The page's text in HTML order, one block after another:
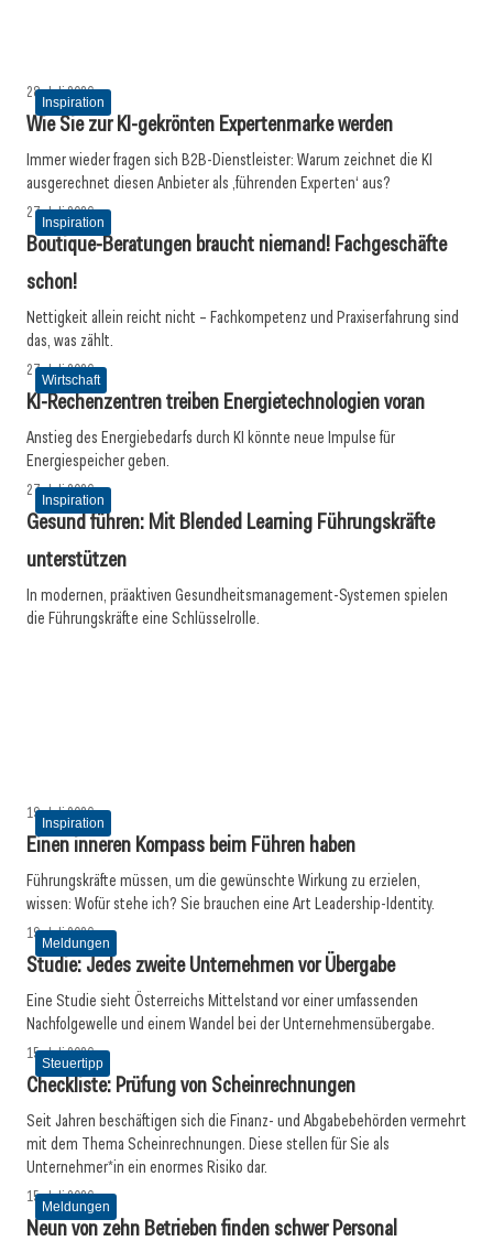
Inspiration
28. Juli 2026
Wie Sie zur KI-gekrönten Expertenmarke werden
Immer wieder fragen sich B2B-Dienstleister: Warum zeichnet die KI
ausgerechnet diesen Anbieter als ‚führenden Experten‘ aus?
Inspiration
27. Juli 2026
Boutique-Beratungen braucht niemand! Fachgeschäfte
schon!
Nettigkeit allein reicht nicht – Fachkompetenz und Praxiserfahrung sind
das, was zählt.
Wirtschaft
27. Juli 2026
KI-Rechenzentren treiben Energietechnologien voran
Anstieg des Energiebedarfs durch KI könnte neue Impulse für
Energiespeicher geben.
Inspiration
27. Juli 2026
Gesund führen: Mit Blended Learning Führungskräfte
unterstützen
In modernen, präaktiven Gesundheitsmanagement-Systemen spielen
die Führungskräfte eine Schlüsselrolle.
21. Juli 2026
Drei Viertel wünschen sich lebensphasenorientierte
Inspiration
19. Juli 2026
Einen inneren Kompass beim Führen haben
Führungskräfte müssen, um die gewünschte Wirkung zu erzielen,
wissen: Wofür stehe ich? Sie brauchen eine Art Leadership-Identity.
Meldungen
19. Juli 2026
Studie: Jedes zweite Unternehmen vor Übergabe
Eine Studie sieht Österreichs Mittelstand vor einer umfassenden
Nachfolgewelle und einem Wandel bei der Unternehmensübergabe.
Steuertipp
15. Juli 2026
Checkliste: Prüfung von Scheinrechnungen
Seit Jahren beschäftigen sich die Finanz- und Abgabebehörden vermehrt
mit dem Thema Scheinrechnungen. Diese stellen für Sie als
Unternehmer*in ein enormes Risiko dar.
Meldungen
15. Juli 2026
Neun von zehn Betrieben finden schwer Personal